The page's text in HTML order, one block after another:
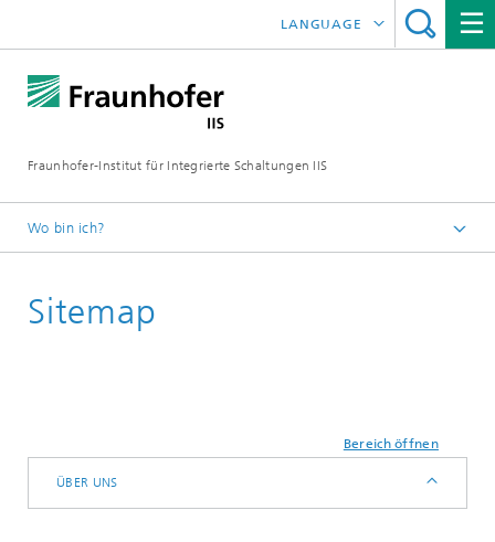
Fraunhofer-Institut für Integrierte Schaltungen IIS
LANGUAGE
中文
Wo bin ich?
Sitemap
Bereich öffnen
ÜBER UNS